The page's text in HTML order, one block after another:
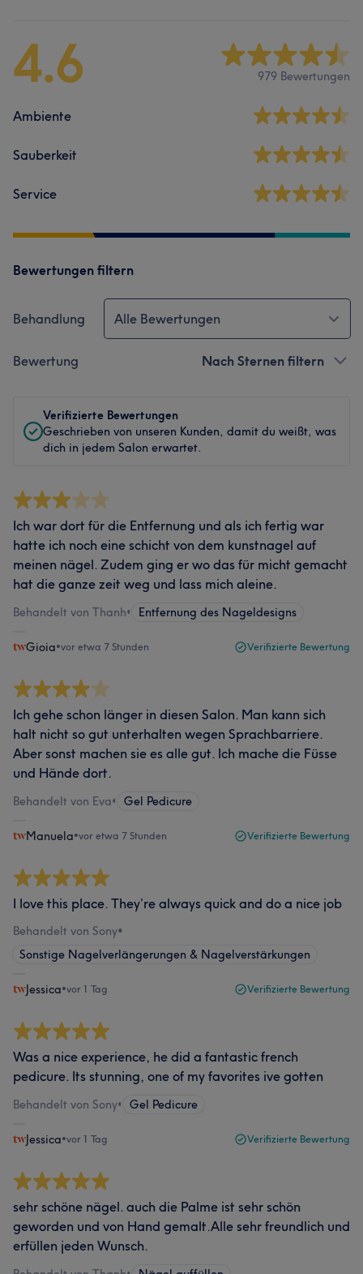
4.6 979 Bewertungen
Ambiente
Sauberkeit
Service
Bewertungen filtern
Behandlung Alle Bewertungen
Bewertung Nach Sternen filtern
Verifizierte Bewertungen
Geschrieben von unseren Kunden, damit du weißt, was
dich in jedem Salon erwartet.
Ich war dort für die Entfernung und als ich fertig war
hatte ich noch eine schicht von dem kunstnagel auf
meinen nägel. Zudem ging er wo das für micht gemacht
hat die ganze zeit weg und lass mich aleine.
Behandelt von Thanh• Entfernung des Nageldesigns
Gioia•vor etwa 7 Stunden Verifizierte Bewertung
Ich gehe schon länger in diesen Salon. Man kann sich
halt nicht so gut unterhalten wegen Sprachbarriere.
Aber sonst machen sie es alle gut. Ich mache die Füsse
und Hände dort.
Behandelt von Eva• Gel Pedicure
Manuela•vor etwa 7 Stunden Verifizierte Bewertung
I love this place. They’re always quick and do a nice job
Behandelt von Sony•
Sonstige Nagelverlängerungen & Nagelverstärkungen
Jessica•vor 1 Tag Verifizierte Bewertung
Was a nice experience, he did a fantastic french
pedicure. Its stunning, one of my favorites ive gotten
Behandelt von Sony• Gel Pedicure
Jessica•vor 1 Tag Verifizierte Bewertung
sehr schöne nägel. auch die Palme ist sehr schön
geworden und von Hand gemalt.Alle sehr freundlich und
erfüllen jeden Wunsch.